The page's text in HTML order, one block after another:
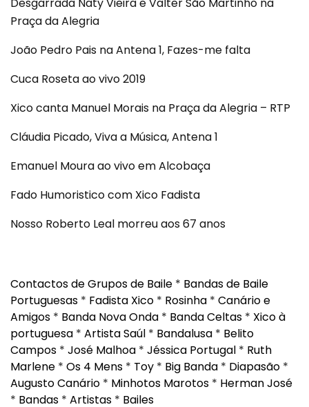
Praça da Alegria
João Pedro Pais na Antena 1, Fazes-me falta
Cuca Roseta ao vivo 2019
Xico canta Manuel Morais na Praça da Alegria – RTP
Cláudia Picado, Viva a Música, Antena 1
Emanuel Moura ao vivo em Alcobaça
Fado Humoristico com Xico Fadista
Nosso Roberto Leal morreu aos 67 anos
Contactos de Grupos de Baile * Bandas de Baile
Portuguesas * Fadista Xico * Rosinha * Canário e
Amigos * Banda Nova Onda * Banda Celtas * Xico à
portuguesa * Artista Saúl * Bandalusa * Belito
Campos * José Malhoa * Jéssica Portugal * Ruth
Marlene * Os 4 Mens * Toy * Big Banda * Diapasão *
Augusto Canário * Minhotos Marotos * Herman José
* Bandas * Artistas * Bailes